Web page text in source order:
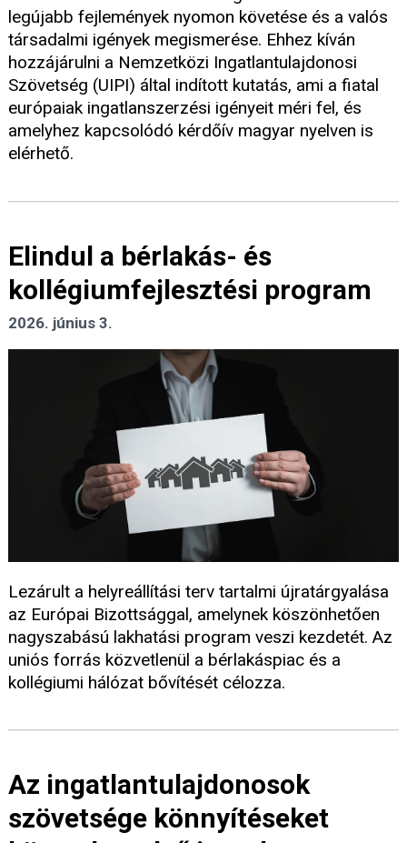
legújabb fejlemények nyomon követése és a valós
társadalmi igények megismerése. Ehhez kíván
hozzájárulni a Nemzetközi Ingatlantulajdonosi
Szövetség (UIPI) által indított kutatás, ami a fiatal
európaiak ingatlanszerzési igényeit méri fel, és
amelyhez kapcsolódó kérdőív magyar nyelven is
elérhető.
Elindul a bérlakás- és
kollégiumfejlesztési program
2026. június 3.
Lezárult a helyreállítási terv tartalmi újratárgyalása
az Európai Bizottsággal, amelynek köszönhetően
nagyszabású lakhatási program veszi kezdetét. Az
uniós forrás közvetlenül a bérlakáspiac és a
kollégiumi hálózat bővítését célozza.
Az ingatlantulajdonosok
szövetsége könnyítéseket